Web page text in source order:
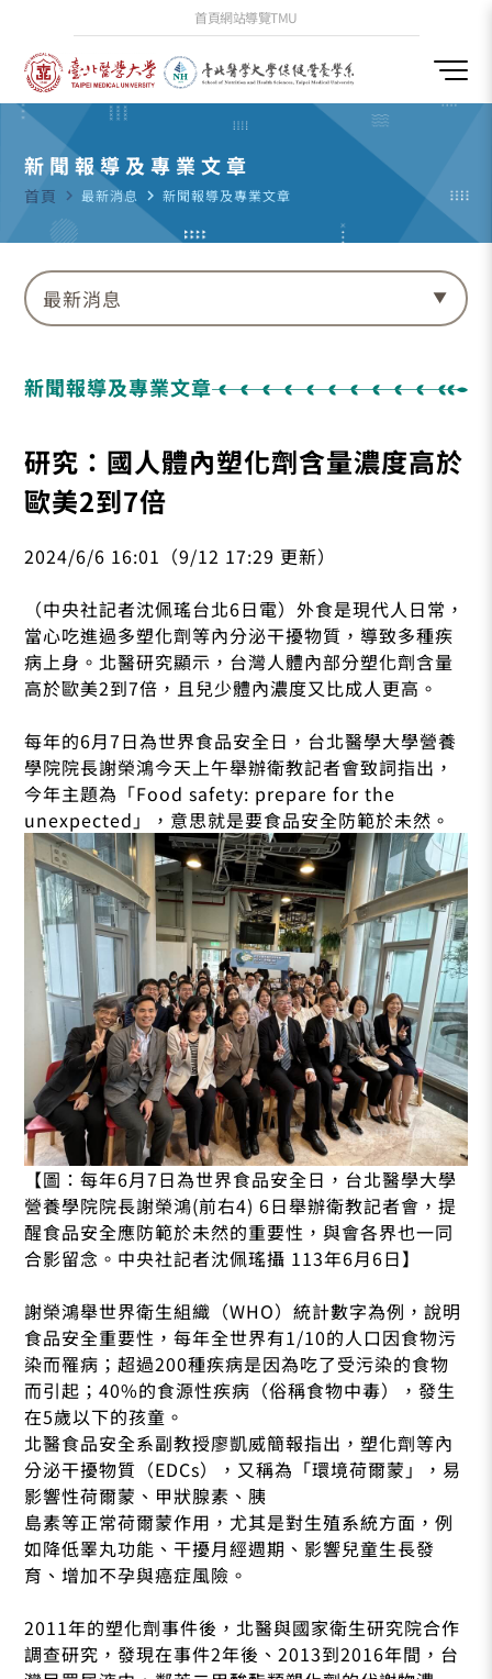
首頁網站導覽TMU
新聞報導及專業文章
首頁 navigate_next 最新消息 navigate_next 新聞報導及專業文章
最新消息
新聞報導及專業文章
研究：國人體內塑化劑含量濃度高於
歐美2到7倍
2024/6/6 16:01（9/12 17:29 更新）
（中央社記者沈佩瑤台北6日電）外食是現代人日常，
當心吃進過多塑化劑等內分泌干擾物質，導致多種疾
病上身。北醫研究顯示，台灣人體內部分塑化劑含量
高於歐美2到7倍，且兒少體內濃度又比成人更高。
每年的6月7日為世界食品安全日，台北醫學大學營養
學院院長謝榮鴻今天上午舉辦衛教記者會致詞指出，
今年主題為「Food safety: prepare for the
unexpected」，意思就是要食品安全防範於未然。
【圖：每年6月7日為世界食品安全日，台北醫學大學
營養學院院長謝榮鴻(前右4) 6日舉辦衛教記者會，提
醒食品安全應防範於未然的重要性，與會各界也一同
合影留念。中央社記者沈佩瑤攝 113年6月6日】
謝榮鴻舉世界衛生組織（WHO）統計數字為例，說明
食品安全重要性，每年全世界有1/10的人口因食物污
染而罹病；超過200種疾病是因為吃了受污染的食物
而引起；40%的食源性疾病（俗稱食物中毒），發生
在5歲以下的孩童。
北醫食品安全系副教授廖凱威簡報指出，塑化劑等內
分泌干擾物質（EDCs），又稱為「環境荷爾蒙」，易
影響性荷爾蒙、甲狀腺素、胰
島素等正常荷爾蒙作用，尤其是對生殖系統方面，例
如降低睪丸功能、干擾月經週期、影響兒童生長發
育、增加不孕與癌症風險。
2011年的塑化劑事件後，北醫與國家衛生研究院合作
調查研究，發現在事件2年後、2013到2016年間，台